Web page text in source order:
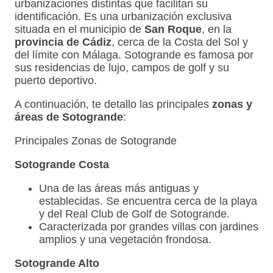
urbanizaciones distintas que facilitan su
identificación. Es una urbanización exclusiva
situada en el municipio de San Roque, en la
provincia de Cádiz, cerca de la Costa del Sol y
del límite con Málaga. Sotogrande es famosa por
sus residencias de lujo, campos de golf y su
puerto deportivo.
A continuación, te detallo las principales zonas y
áreas de Sotogrande:
Principales Zonas de Sotogrande
Sotogrande Costa
Una de las áreas más antiguas y
establecidas. Se encuentra cerca de la playa
y del Real Club de Golf de Sotogrande.
Caracterizada por grandes villas con jardines
amplios y una vegetación frondosa.
Sotogrande Alto